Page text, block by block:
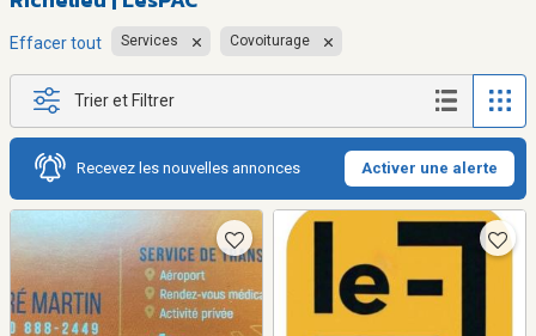
Effacer tout Services Covoiturage
Trier et Filtrer
Recevez les nouvelles annonces Activer une alerte